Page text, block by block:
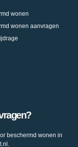
wonen
wonen aanvragen
beschermd wonen in